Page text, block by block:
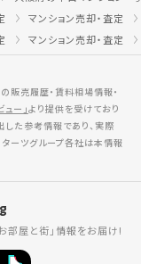
マンション売却・査定
マンション売却・査定
販売履歴・賃料相場情報・
ュー」より提供を受けており
た参考情報であり、実際
ターツグループ各社は本情報
部屋と街」情報をお届け!